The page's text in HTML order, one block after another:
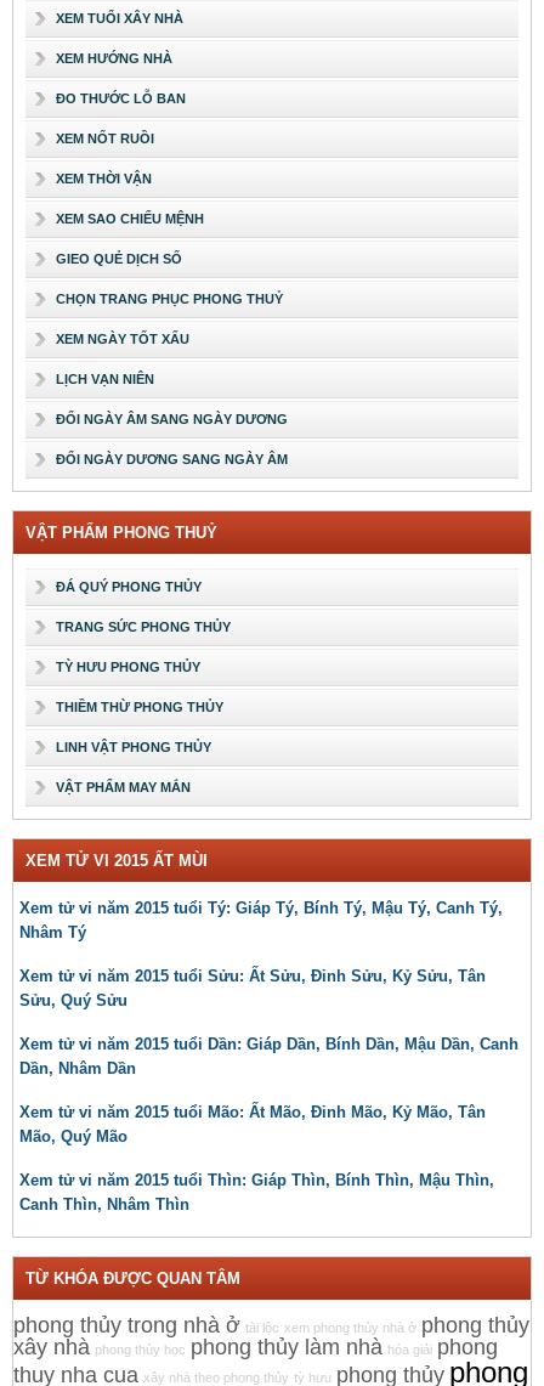
XEM TUỔI XÂY NHÀ
XEM HƯỚNG NHÀ
ĐO THƯỚC LỖ BAN
XEM NỐT RUỒI
XEM THỜI VẬN
XEM SAO CHIẾU MỆNH
GIEO QUẺ DỊCH SỐ
CHỌN TRANG PHỤC PHONG THUỶ
XEM NGÀY TỐT XẤU
LỊCH VẠN NIÊN
ĐỔI NGÀY ÂM SANG NGÀY DƯƠNG
ĐỔI NGÀY DƯƠNG SANG NGÀY ÂM
VẬT PHẨM PHONG THUỶ
ĐÁ QUÝ PHONG THỦY
TRANG SỨC PHONG THỦY
TỲ HƯU PHONG THỦY
THIỀM THỪ PHONG THỦY
LINH VẬT PHONG THỦY
VẬT PHẨM MAY MẮN
XEM TỬ VI 2015 ẤT MÙI
Xem tử vi năm 2015 tuổi Tý: Giáp Tý, Bính Tý, Mậu Tý, Canh Tý,
Nhâm Tý
Xem tử vi năm 2015 tuổi Sửu: Ất Sửu, Đinh Sửu, Kỷ Sửu, Tân
Sửu, Quý Sửu
Xem tử vi năm 2015 tuổi Dần: Giáp Dần, Bính Dần, Mậu Dần, Canh
Dần, Nhâm Dần
Xem tử vi năm 2015 tuổi Mão: Ất Mão, Đinh Mão, Kỷ Mão, Tân
Mão, Quý Mão
Xem tử vi năm 2015 tuổi Thìn: Giáp Thìn, Bính Thìn, Mậu Thìn,
Canh Thìn, Nhâm Thìn
TỪ KHÓA ĐƯỢC QUAN TÂM
phong thủy trong nhà ở tài lộc xem phong thủy nhà ở phong thủy
xây nhà phong thủy học phong thủy làm nhà hóa giải phong
thuy nha cua xây nhà theo phong thủy tỳ hưu phong thủy phong